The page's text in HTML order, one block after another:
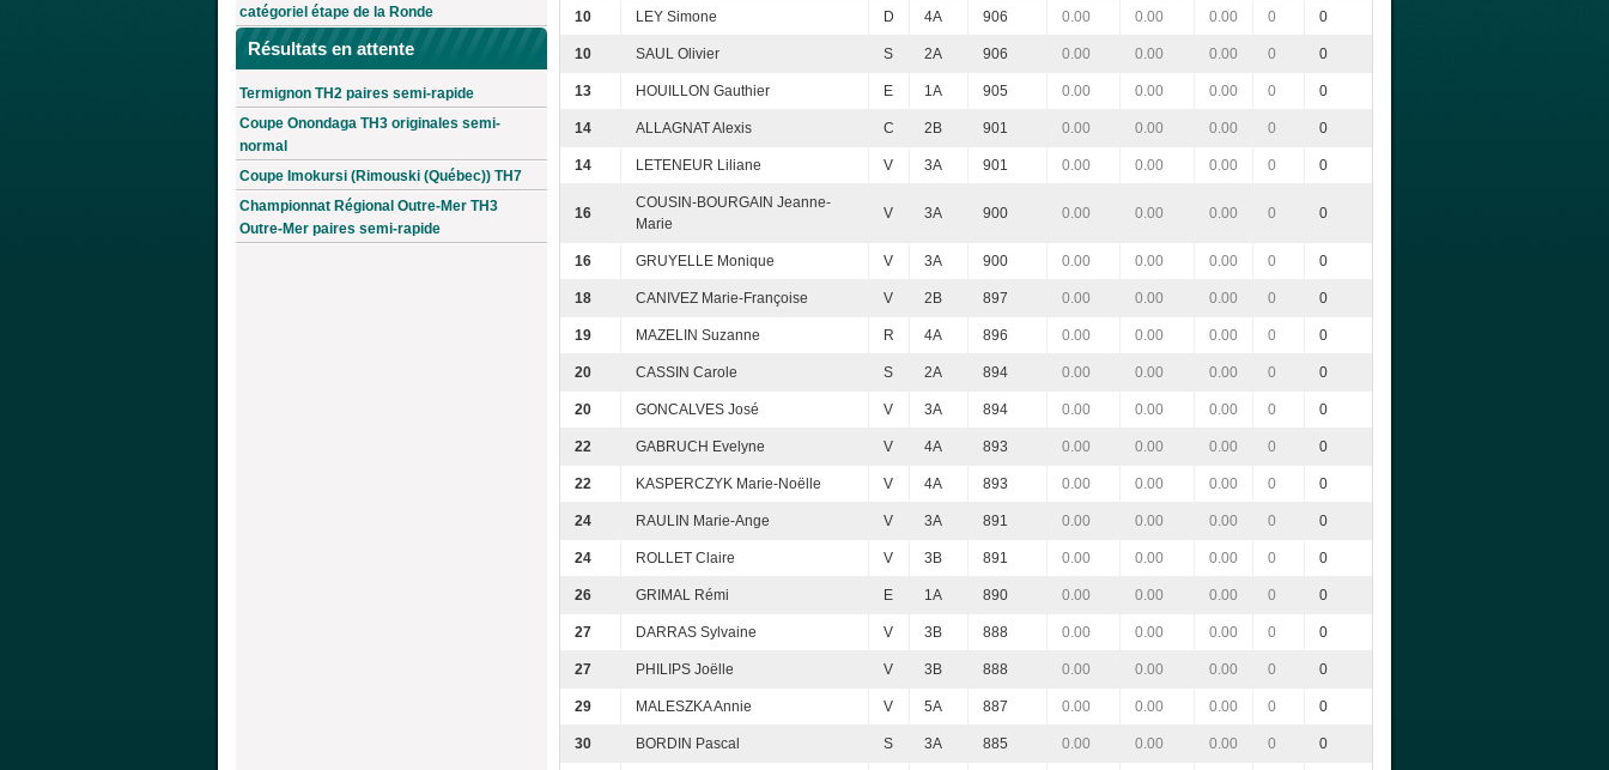
catégoriel étape de la Ronde
Résultats en attente
Termignon TH2 paires semi-rapide
Coupe Onondaga TH3 originales semi-
normal
Coupe Imokursi (Rimouski (Québec)) TH7
Championnat Régional Outre-Mer TH3
Outre-Mer paires semi-rapide
10 LEY Simone D 4A 906 0.00 0.00 0.00 0 0
10 SAUL Olivier S 2A 906 0.00 0.00 0.00 0 0
13 HOUILLON Gauthier E 1A 905 0.00 0.00 0.00 0 0
14 ALLAGNAT Alexis C 2B 901 0.00 0.00 0.00 0 0
14 LETENEUR Liliane V 3A 901 0.00 0.00 0.00 0 0
16
COUSIN-BOURGAIN Jeanne-
Marie
V 3A 900 0.00 0.00 0.00 0 0
16 GRUYELLE Monique V 3A 900 0.00 0.00 0.00 0 0
18 CANIVEZ Marie-Françoise V 2B 897 0.00 0.00 0.00 0 0
19 MAZELIN Suzanne R 4A 896 0.00 0.00 0.00 0 0
20 CASSIN Carole S 2A 894 0.00 0.00 0.00 0 0
20 GONCALVES José V 3A 894 0.00 0.00 0.00 0 0
22 GABRUCH Evelyne V 4A 893 0.00 0.00 0.00 0 0
22 KASPERCZYK Marie-Noëlle V 4A 893 0.00 0.00 0.00 0 0
24 RAULIN Marie-Ange V 3A 891 0.00 0.00 0.00 0 0
24 ROLLET Claire V 3B 891 0.00 0.00 0.00 0 0
26 GRIMAL Rémi E 1A 890 0.00 0.00 0.00 0 0
27 DARRAS Sylvaine V 3B 888 0.00 0.00 0.00 0 0
27 PHILIPS Joëlle V 3B 888 0.00 0.00 0.00 0 0
29 MALESZKA Annie V 5A 887 0.00 0.00 0.00 0 0
30 BORDIN Pascal S 3A 885 0.00 0.00 0.00 0 0